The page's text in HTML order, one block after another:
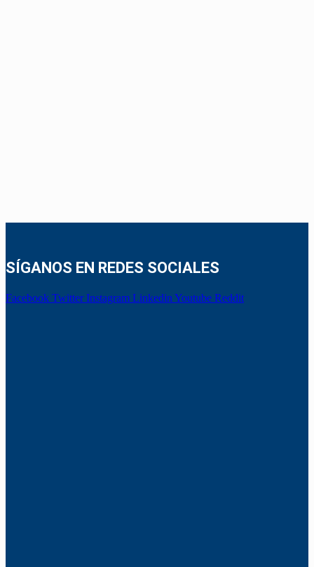
SÍGANOS EN REDES SOCIALES
Facebook Twitter Instagram Linkedin Youtube Reddit